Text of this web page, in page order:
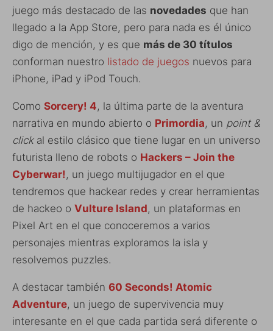
juego más destacado de las novedades que han
llegado a la App Store, pero para nada es él único
digo de mención, y es que más de 30 títulos
conforman nuestro listado de juegos nuevos para
iPhone, iPad y iPod Touch.
Como Sorcery! 4, la última parte de la aventura
narrativa en mundo abierto o Primordia, un point &
clickal estilo clásico que tiene lugar en un universo
futurista lleno de robots o Hackers – Join the
Cyberwar! , un juego multijugador en el que
tendremos que hackear redes y crear herramientas
de hackeo o Vulture Island, un plataformas en
Pixel Art en el que conoceremos a varios
personajes mientras exploramos la isla y
resolvemos puzzles.
A destacar también 60 Seconds! Atomic
Adventure, un juego de supervivencia muy
interesante en el que cada partida será diferente o